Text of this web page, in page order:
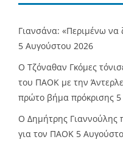
Γιανσάνα: «Περιμένω να
5 Αυγούστου 2026
Ο Τζόναθαν Γκόμες
του ΠΑΟΚ με την
πρώτο βήμα πρόκρισης
Ο Δημήτρης Γιαννούλης
για τον ΠΑΟΚ 5